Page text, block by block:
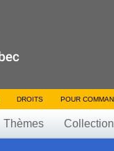
DROITS POUR
Thèmes